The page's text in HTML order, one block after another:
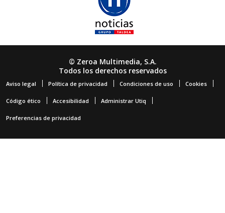
© Zeroa Multimedia, S.A.
Todos los derechos reservados
Aviso legal Política de privacidad Condiciones de uso Cookies
Código ético Accesibilidad Administrar Utiq
Preferencias de privacidad